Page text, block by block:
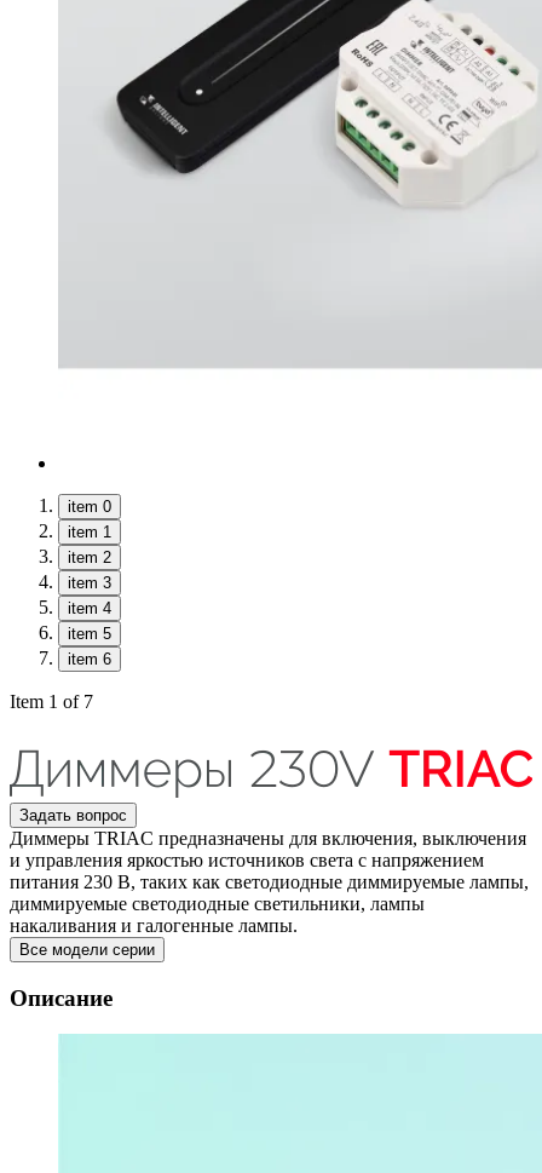
item 0
item 1
item 2
item 3
item 4
item 5
item 6
Item 1 of 7
Задать вопрос
Диммеры TRIAC предназначены для включения, выключения
и управления яркостью источников света с напряжением
питания 230 В, таких как светодиодные диммируемые лампы,
диммируемые светодиодные светильники, лампы
накаливания и галогенные лампы.
Все модели серии
Описание